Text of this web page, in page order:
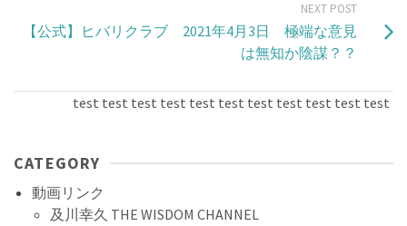
NEXT POST
【公式】ヒバリクラブ 2021年4月3日 極端な意見
は無知か陰謀？？
test test test test test test test test test test test
CATEGORY
動画リンク
及川幸久 THE WISDOM CHANNEL